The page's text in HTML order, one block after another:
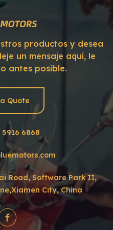
productos y desea
un mensaje aquí, le
antes posible.
Quote
5916 6868
Road, Software Park II,
City, China